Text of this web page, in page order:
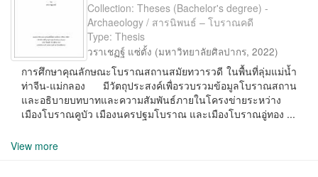
Collection: Theses (Bachelor's degree) -
Archaeology / สารนิพนธ์ – โบราณคดี
Type: Thesis
วราเชฏฐ์ แซ่ตั้ง (มหาวิทยาลัยศิลปากร, 2022)
การศึกษาคุณลักษณะโบราณสถานสมัยทวารวดี ในพื้นที่ลุ่มแม่น้ำ
ท่าจีน-แม่กลอง มีวัตถุประสงค์เพื่อรวบรวมข้อมูลโบราณสถาน
และอธิบายบทบาทและความสัมพันธ์ภายในโครงข่ายระหว่าง
เมืองโบราณคูบัว เมืองนครปฐมโบราณ และเมืองโบราณอู่ทอง ...
View more